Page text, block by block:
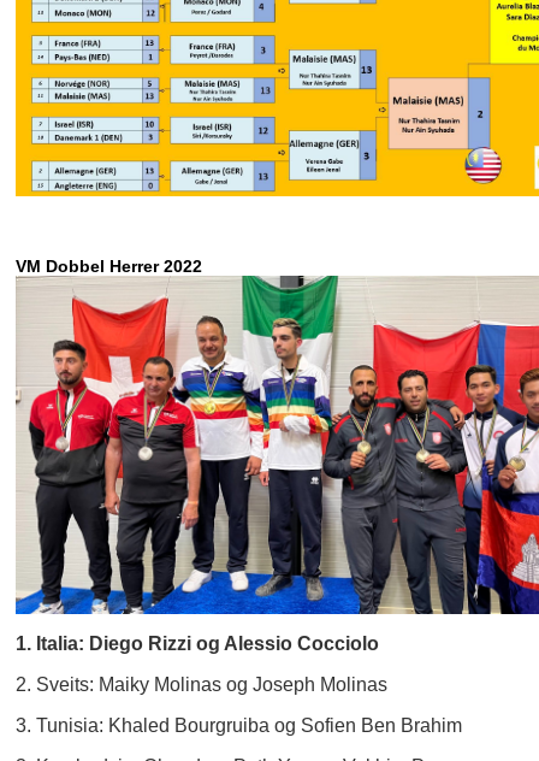
VM Dobbel Herrer 2022
1. Italia: Diego Rizzi og Alessio Cocciolo
2. Sveits: Maiky Molinas og Joseph Molinas
3. Tunisia: Khaled Bourgruiba og Sofien Ben Brahim